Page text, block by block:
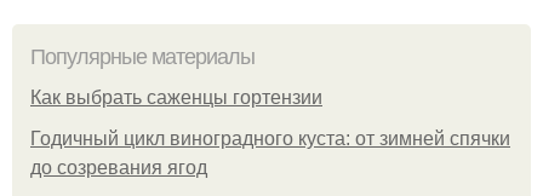
Популярные материалы
Как выбрать саженцы гортензии
Годичный цикл виноградного куста: от зимней спячки
до созревания ягод